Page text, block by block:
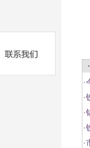
·
·
·
·
·